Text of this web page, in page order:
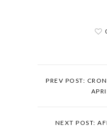
PREV POST:
NEXT POST: